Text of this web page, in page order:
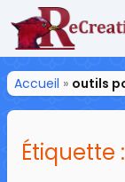
ReCreatisse
Accueil » outils
Étiquette :